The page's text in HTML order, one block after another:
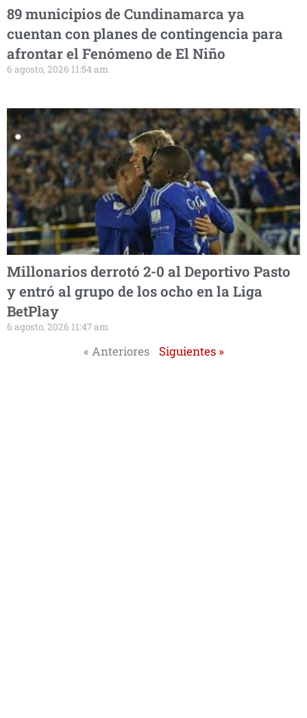
89 municipios de Cundinamarca ya
cuentan con planes de contingencia para
afrontar el Fenómeno de El Niño
6 agosto, 2026 11:54 am
Millonarios derrotó 2-0 al Deportivo Pasto
y entró al grupo de los ocho en la Liga
BetPlay
6 agosto, 2026 11:47 am
« Anteriores Siguientes »